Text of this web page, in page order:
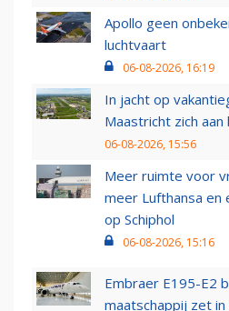
Apollo geen
luchtvaart
06-08-2026, 16:19
In jacht op
Maastricht zich aan
06-08-2026, 15:56
Meer ruimte voor
meer Lufthansa en
op Schiphol
06-08-2026, 15:16
Embraer E195-E2
maatschappij zet